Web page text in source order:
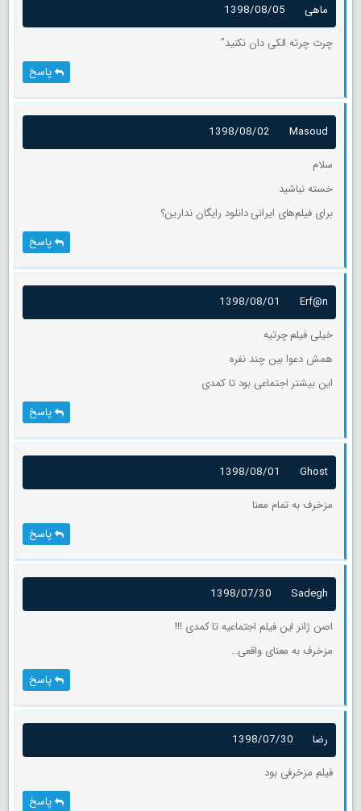
ماهی
1398/08/05
چرت چرته الکی دان نکنید”
پاسخ
Masoud
1398/08/02
سلام
خسته نباشید
برای فیلم‌های ایرانی دانلود رایگان ندارین؟
پاسخ
Erf@n
1398/08/01
خیلی فیلم چرتیه
همش دعوا بین چند نفره
این بیشتر اجتماعی بود تا کمدی
پاسخ
Ghost
1398/08/01
مزخرف به تمام معنا
پاسخ
Sadegh
1398/07/30
اصن ژانر این فیلم اجتماعیه تا کمدی !!!
مزخرف به معنای واقعی…
پاسخ
رضا
1398/07/30
فیلم مزخرفی بود
پاسخ